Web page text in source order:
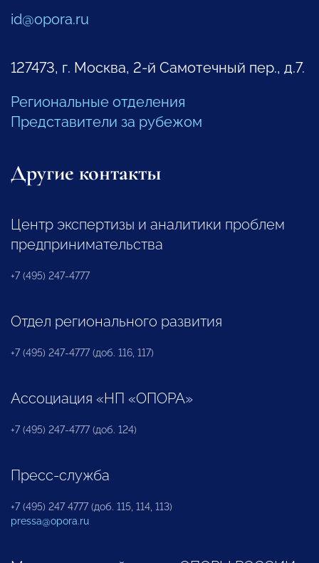
id@opora.ru
127473, г. Москва, 2-й Самотечный пер., д.7.
Региональные отделения
Представители за рубежом
Другие контакты
Центр экспертизы и аналитики проблем
предпринимательства
+7 (495) 247-4777
Отдел регионального развития
+7 (495) 247-4777 (доб. 116, 117)
Ассоциация «НП «ОПОРА»
+7 (495) 247-4777 (доб. 124)
Пресс-служба
+7 (495) 247 4777 (доб. 115, 114, 113)
pressa@opora.ru